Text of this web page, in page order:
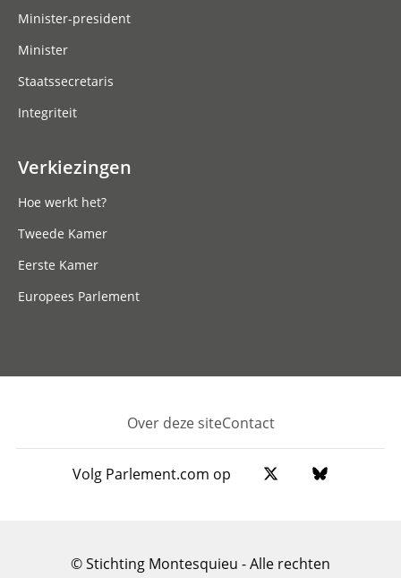
Minister-president
Minister
Staatssecretaris
Integriteit
Verkiezingen
Hoe werkt het?
Tweede Kamer
Eerste Kamer
Europees Parlement
Footer
Over deze siteContact
Volg Parlement.com op
© Stichting Montesquieu - Alle rechten